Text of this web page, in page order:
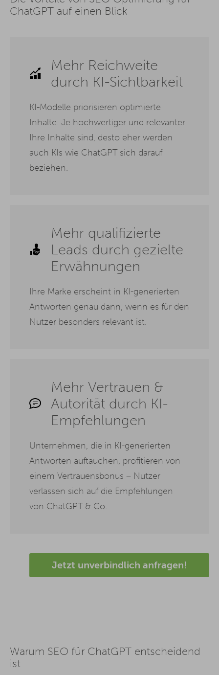
ChatGPT auf einen Blick
Mehr Reichweite
durch KI-Sichtbarkeit
KI-Modelle priorisieren optimierte
Inhalte. Je hochwertiger und relevanter
Ihre Inhalte sind, desto eher werden
auch KIs wie ChatGPT sich darauf
beziehen.
Mehr qualifizierte
Leads durch gezielte
Erwähnungen
Ihre Marke erscheint in KI-generierten
Antworten genau dann, wenn es für den
Nutzer besonders relevant ist.
Mehr Vertrauen &
Autorität durch KI-
Empfehlungen
Unternehmen, die in KI-generierten
Antworten auftauchen, profitieren von
einem Vertrauensbonus – Nutzer
verlassen sich auf die Empfehlungen
von ChatGPT & Co.
Jetzt unverbindlich anfragen!
Warum SEO für ChatGPT entscheidend
ist